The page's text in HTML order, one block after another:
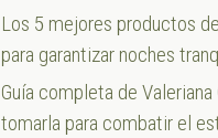
Los 5 mejores productos
para garantizar noches
Guía completa de
tomarla para combatir el